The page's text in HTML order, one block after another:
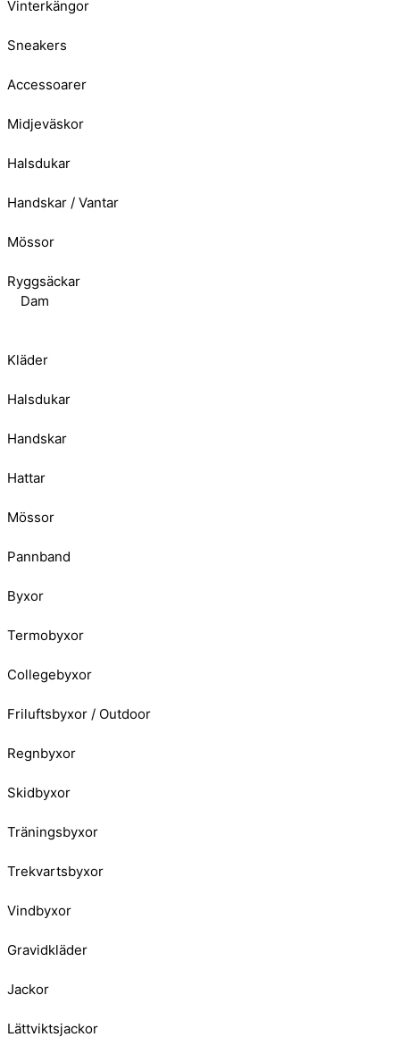
Vinterkängor
Sneakers
Accessoarer
Midjeväskor
Halsdukar
Handskar / Vantar
Mössor
Ryggsäckar
Dam
Kläder
Halsdukar
Handskar
Hattar
Mössor
Pannband
Byxor
Termobyxor
Collegebyxor
Friluftsbyxor / Outdoor
Regnbyxor
Skidbyxor
Träningsbyxor
Trekvartsbyxor
Vindbyxor
Gravidkläder
Jackor
Lättviktsjackor